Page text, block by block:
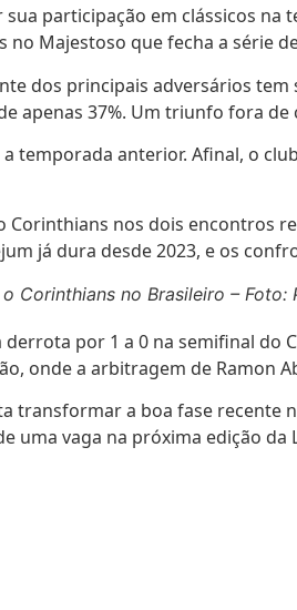
participação em clássicos
Majestoso que fecha a série
dos principais adversários
apenas 37%. Um triunfo fora
temporada anterior. Afinal, o
nos dois encontros
já dura desde 2023, e os
Corinthians no Brasileiro – Foto:
por 1 a 0 na semifinal
onde a arbitragem de Ramon
transformar a boa fase
uma vaga na próxima edição da